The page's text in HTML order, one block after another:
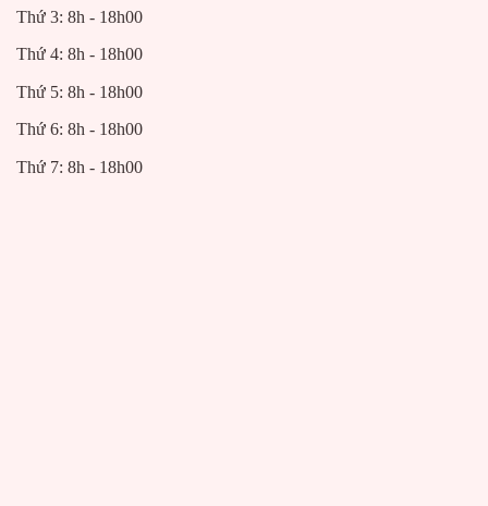
Thứ 3: 8h - 18h00
Thứ 4: 8h - 18h00
Thứ 5: 8h - 18h00
Thứ 6: 8h - 18h00
Thứ 7: 8h - 18h00